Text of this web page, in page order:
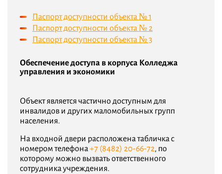
Паспорт доступности объекта № 1
Паспорт доступности объекта № 2
Паспорт доступности объекта № 3
Обеспечение доступа в корпуса Колледжа
управления и экономики
Объект является частично доступным для
инвалидов и других маломобильных групп
населения.
На входной двери расположена табличка с
номером телефона+7 (8482) 20-66-72, по
которому можно вызвать ответственного
сотрудника учреждения.